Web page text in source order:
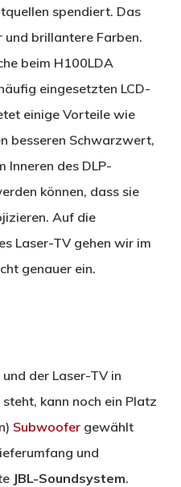
spendiert. Das
und brillantere Farben.
beim H100LDA
eingesetzten LCD-
einige Vorteile wie
besseren Schwarzwert,
Inneren des DLP-
können, dass sie
Auf die
Laser-TV gehen wir im
genauer ein.
der Laser-TV in
kann noch ein Platz
Subwoofergewählt
und
JBL-Soundsystem.